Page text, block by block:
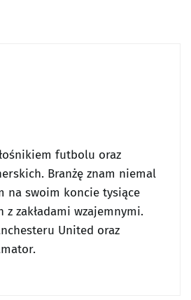
futbolu oraz
Branżę znam niemal
na swoim koncie tysiące
z zakładami wzajemnymi.
United oraz